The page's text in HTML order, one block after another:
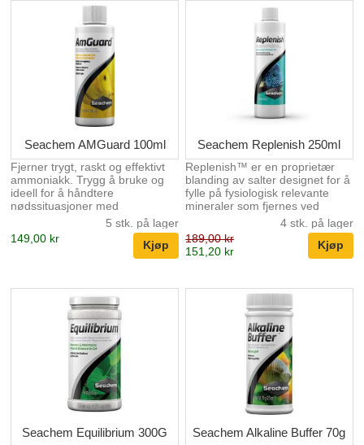
kofaktor i hydroksyleringen av
prolin og lysin til komponenter
av prokollagen, forløperen til
kollagen, nødvendig for
dannelsen av bindevev, arrvev i
sårreparasjon og beinmatrise *
Både spirulina og chlorella
Seachem AMGuard 100ml
Fjerner trygt, raskt og effektivt
ammoniakk. Trygg å bruke og
ideell for å håndtere
nødssituasjoner med
ammoniakk. AmGuard er det
sterkeste flytende
ammoniakkbindemiddelet på
markedet. Det fungerer i løpet
nesten 72 timer. AmGuard
konverterer til en sikker, giftfri
form som lett kan fjernes av
akvariets biofilter, endrer ikke
pH. Ammoniak kommer i to
former: fri og ionisert. Bare den
frie formen er giftig.
Tradisjonelle ammoniakk-test...
5 stk. på lager
149,00 kr
Seachem Replenish 250ml
Replenish™ er en proprietær
blanding av salter designet for å
fylle på fysiologisk relevante
mineraler som fjernes ved
omvendt osmose eller
avioniserende filtrering.
Replenish™ gjenoppretter
generell hardhet (GH) ved å
og "harde" (kalsium,
magnesium) salter.
Gjenoppretting av
mineralinnhold er avgjørende
siden en fullstendig mangel på
mineraler vil resultere i osmotisk
stress hos de artene hvis
osmoreguleringssystemer er
tilpasset et ...
4 stk. på lager
189,00 kr
151,20 kr
Seachem Equilibrium 300G Seachem Alkaline Buffer 70g